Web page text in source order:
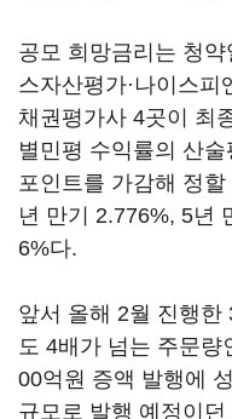
공모 희망금리는 청약
스자산평가·나이스피
채권평가사 4곳이 최
별민평 수익률의 산
포인트를 가감해 정
년 만기 2.776%, 5년
6%다.
앞서 올해 2월 진행한
도 4배가 넘는 주문량
00억원 증액 발행에
규모로 발행 예정이던